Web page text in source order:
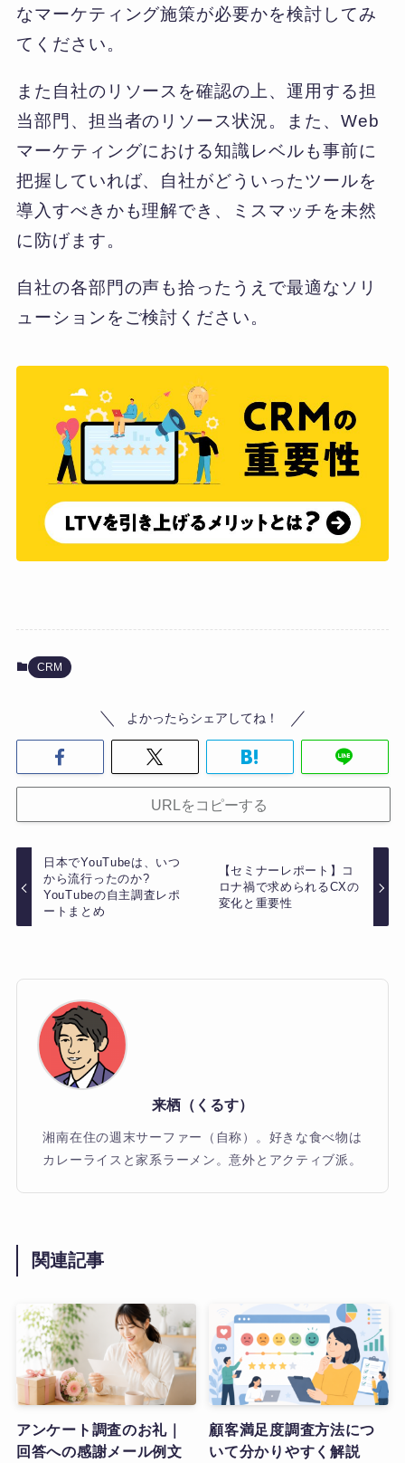
なマーケティング施策が必要かを検討してみ
てください。
また自社のリソースを確認の上、運用する担
当部門、担当者のリソース状況。また、Web
マーケティングにおける知識レベルも事前に
把握していれば、自社がどういったツールを
導入すべきかも理解でき、ミスマッチを未然
に防げます。
自社の各部門の声も拾ったうえで最適なソリ
ューションをご検討ください。
CRM
よかったらシェアしてね！
URLをコピーする
日本でYouTubeは、いつ
から流行ったのか?
YouTubeの自主調査レポ
ートまとめ
【セミナーレポート】コ
ロナ禍で求められるCXの
変化と重要性
来栖（くるす）
湘南在住の週末サーファー（自称）。好きな食べ物は
カレーライスと家系ラーメン。意外とアクティブ派。
関連記事
アンケート調査のお礼｜
回答への感謝メール例文
顧客満足度調査方法につ
いて分かりやすく解説